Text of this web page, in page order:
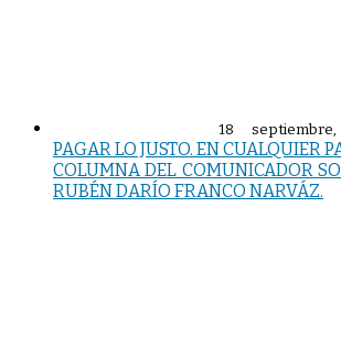
18
PAGAR LO JUSTO. EN CUALQUIER
COLUMNA DEL COMUNICADOR
RUBÉN DARÍO FRANCO NARVÁZ.